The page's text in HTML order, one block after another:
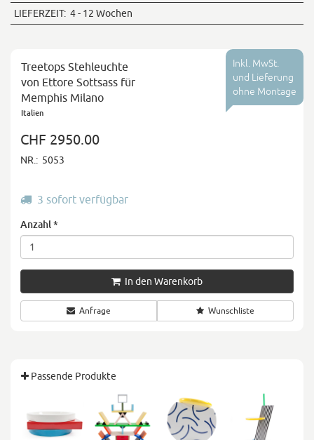
LIEFERZEIT: 4 - 12 Wochen
Inkl. MwSt.
und Lieferung
ohne Montage
Treetops Stehleuchte
von Ettore Sottsass für
Memphis Milano
Italien
CHF 2950.00
NR.: 5053
3 sofort verfügbar
Anzahl *
In den Warenkorb
Anfrage Wunschliste
Passende Produkte